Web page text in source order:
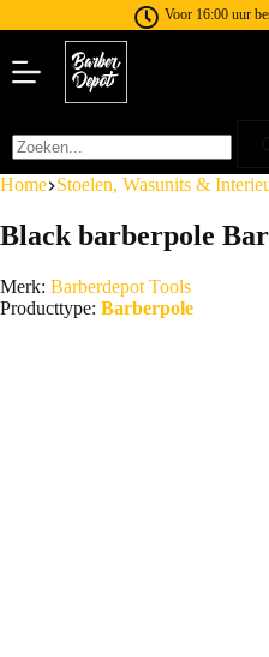
Voor 16:00 uur
Home Stoelen, Wasunits &
Black barberpole
Merk: Barberdepot Tools
Producttype: Barberpole